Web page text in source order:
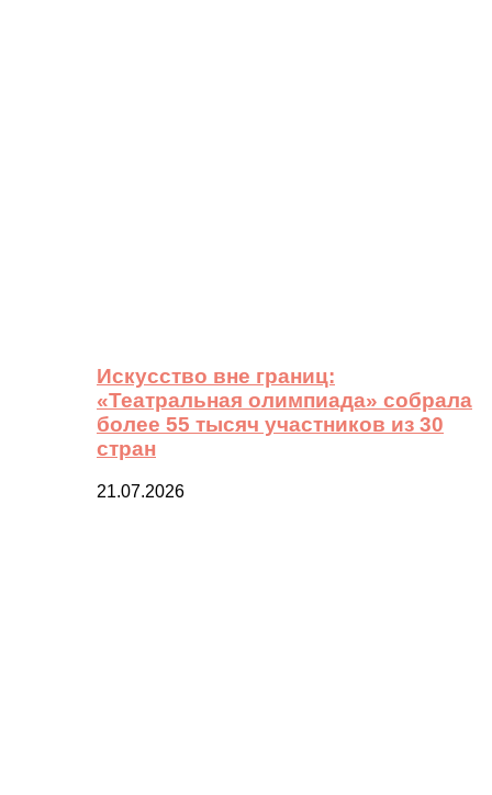
Искусство вне границ:
«Театральная олимпиада» собрала
более 55 тысяч участников из 30
стран
21.07.2026